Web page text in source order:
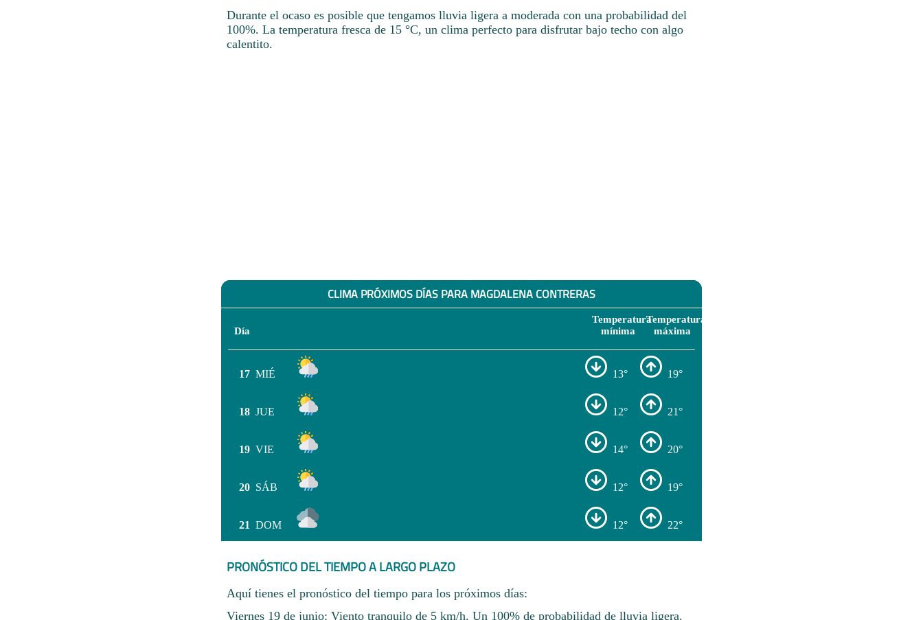
Durante el ocaso es posible que tengamos lluvia ligera a moderada con una probabilidad del
100%. La temperatura fresca de 15 °C, un clima perfecto para disfrutar bajo techo con algo
calentito.
CLIMA PRÓXIMOS DÍAS PARA MAGDALENA CONTRERAS
Día
Temperatura
mínima
Temperatura
máxima
17 MIÉ 13° 19°
18 JUE 12° 21°
19 VIE 14° 20°
20 SÁB 12° 19°
21 DOM 12° 22°
PRONÓSTICO DEL TIEMPO A LARGO PLAZO
Aquí tienes el pronóstico del tiempo para los próximos días:
Viernes 19 de junio: Viento tranquilo de 5 km/h. Un 100% de probabilidad de lluvia ligera.